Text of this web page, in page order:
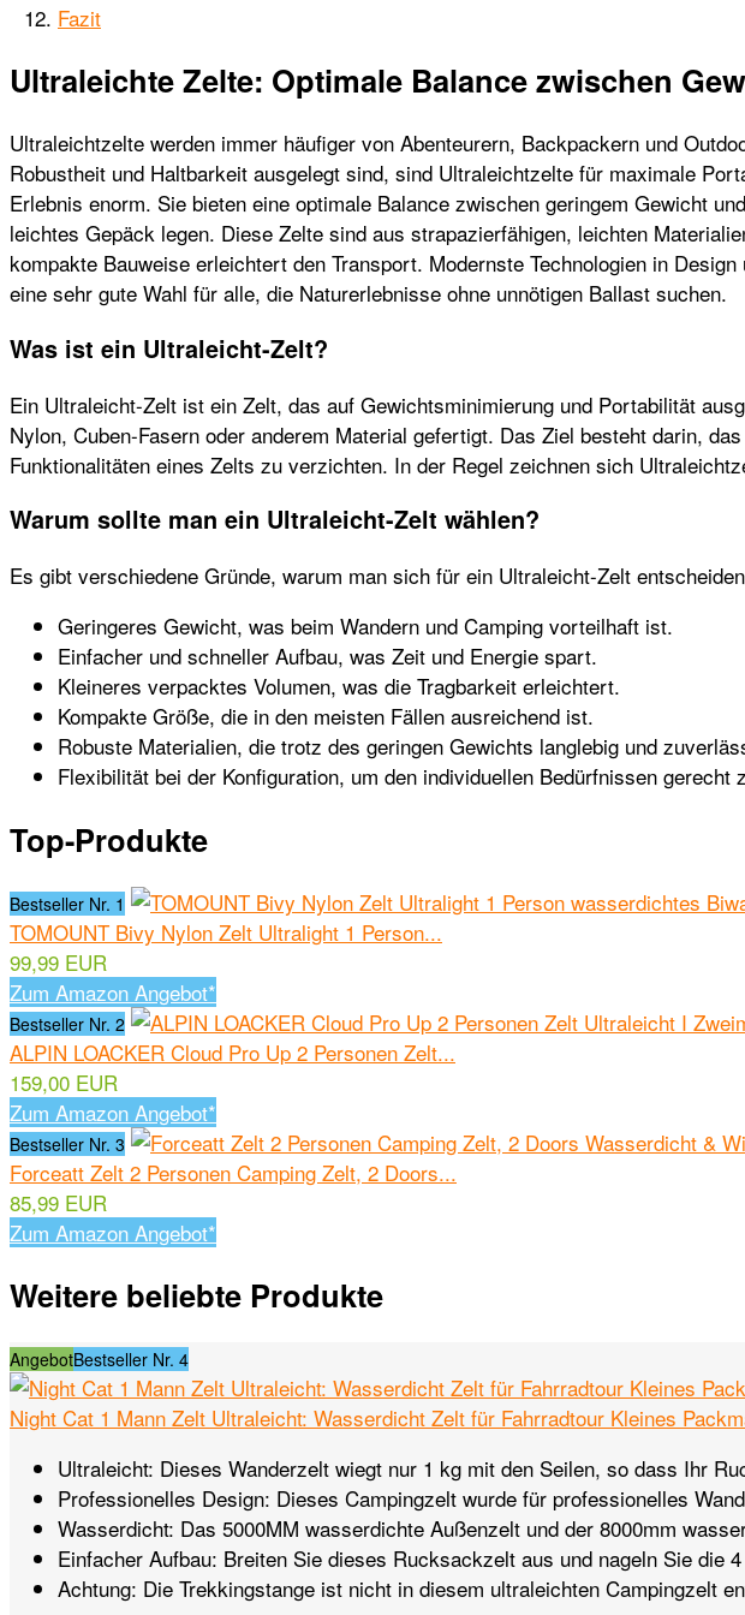
Fazit
Ultraleichte Zelte: Optimale Balance zwischen
Ultraleichtzelte werden immer häufiger von Abenteurern, Backpackern und
Robustheit und Haltbarkeit ausgelegt sind, sind Ultraleichtzelte für maximale
Erlebnis enorm. Sie bieten eine optimale Balance zwischen geringem Gewicht
leichtes Gepäck legen. Diese Zelte sind aus strapazierfähigen, leichten
kompakte Bauweise erleichtert den Transport. Modernste Technologien in
eine sehr gute Wahl für alle, die Naturerlebnisse ohne unnötigen Ballast suchen.
Was ist ein Ultraleicht-Zelt?
Ein Ultraleicht-Zelt ist ein Zelt, das auf Gewichtsminimierung und Portabilität
Nylon, Cuben-Fasern oder anderem Material gefertigt. Das Ziel besteht darin,
Funktionalitäten eines Zelts zu verzichten. In der Regel zeichnen sich
Warum sollte man ein Ultraleicht-Zelt wählen?
Es gibt verschiedene Gründe, warum man sich für ein Ultraleicht-Zelt
Geringeres Gewicht, was beim Wandern und Camping vorteilhaft ist.
Einfacher und schneller Aufbau, was Zeit und Energie spart.
Kleineres verpacktes Volumen, was die Tragbarkeit erleichtert.
Kompakte Größe, die in den meisten Fällen ausreichend ist.
Robuste Materialien, die trotz des geringen Gewichts langlebig und
Flexibilität bei der Konfiguration, um den individuellen Bedürfnissen gerecht
Top-Produkte
Bestseller Nr. 1
TOMOUNT Bivy Nylon Zelt Ultralight 1 Person...
99,99 EUR
Zum Amazon Angebot*
Bestseller Nr. 2
ALPIN LOACKER Cloud Pro Up 2 Personen Zelt...
159,00 EUR
Zum Amazon Angebot*
Bestseller Nr. 3
Forceatt Zelt 2 Personen Camping Zelt, 2 Doors...
85,99 EUR
Zum Amazon Angebot*
Weitere beliebte Produkte
AngebotBestseller Nr. 4
Night Cat 1 Mann Zelt Ultraleicht: Wasserdicht Zelt für Fahrradtour Kleines
Ultraleicht: Dieses Wanderzelt wiegt nur 1 kg mit den Seilen, so dass Ihr
Professionelles Design: Dieses Campingzelt wurde für professionelles
Wasserdicht: Das 5000MM wasserdichte Außenzelt und der 8000mm
Einfacher Aufbau: Breiten Sie dieses Rucksackzelt aus und nageln Sie
Achtung: Die Trekkingstange ist nicht in diesem ultraleichten Campingzelt